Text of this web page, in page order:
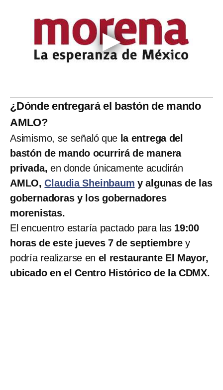
¿Dónde entregará el bastón de mando
AMLO?
Asimismo, se señaló que la entrega del
bastón de mando ocurrirá de manera
privada, en donde únicamente acudirán
AMLO,Claudia Sheinbaum y algunas de las
gobernadoras y los gobernadores
morenistas.
El encuentro estaría pactado para las19:00
horas de este jueves 7 de septiembrey
podría realizarse en el restaurante El Mayor,
ubicado en el Centro Histórico de la CDMX.